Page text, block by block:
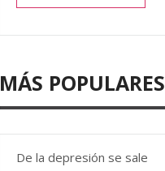
MÁS POPULARES
De la depresión se sale